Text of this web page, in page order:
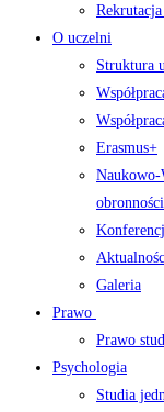
O uczelni
Struktura
Erasmus+
Naukowo-
Galeria
Prawo
Prawo
Psychologia
Studia